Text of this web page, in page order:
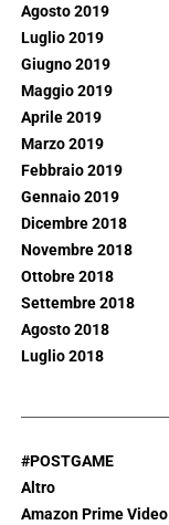
Agosto 2019
Luglio 2019
Giugno 2019
Maggio 2019
Aprile 2019
Marzo 2019
Febbraio 2019
Gennaio 2019
Dicembre 2018
Novembre 2018
Ottobre 2018
Settembre 2018
Agosto 2018
Luglio 2018
#POSTGAME
Altro
Amazon Prime Video